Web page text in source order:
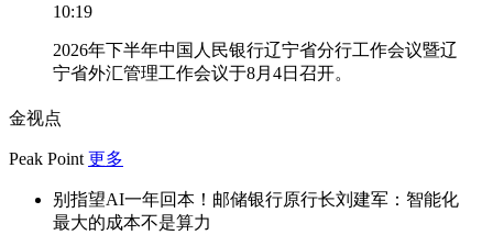
10:19
2026年下半年中国人民银行辽宁省分行工作会议暨辽
宁省外汇管理工作会议于8月4日召开。
金视点
Peak Point 更多
别指望AI一年回本！邮储银行原行长刘建军：智能化
最大的成本不是算力